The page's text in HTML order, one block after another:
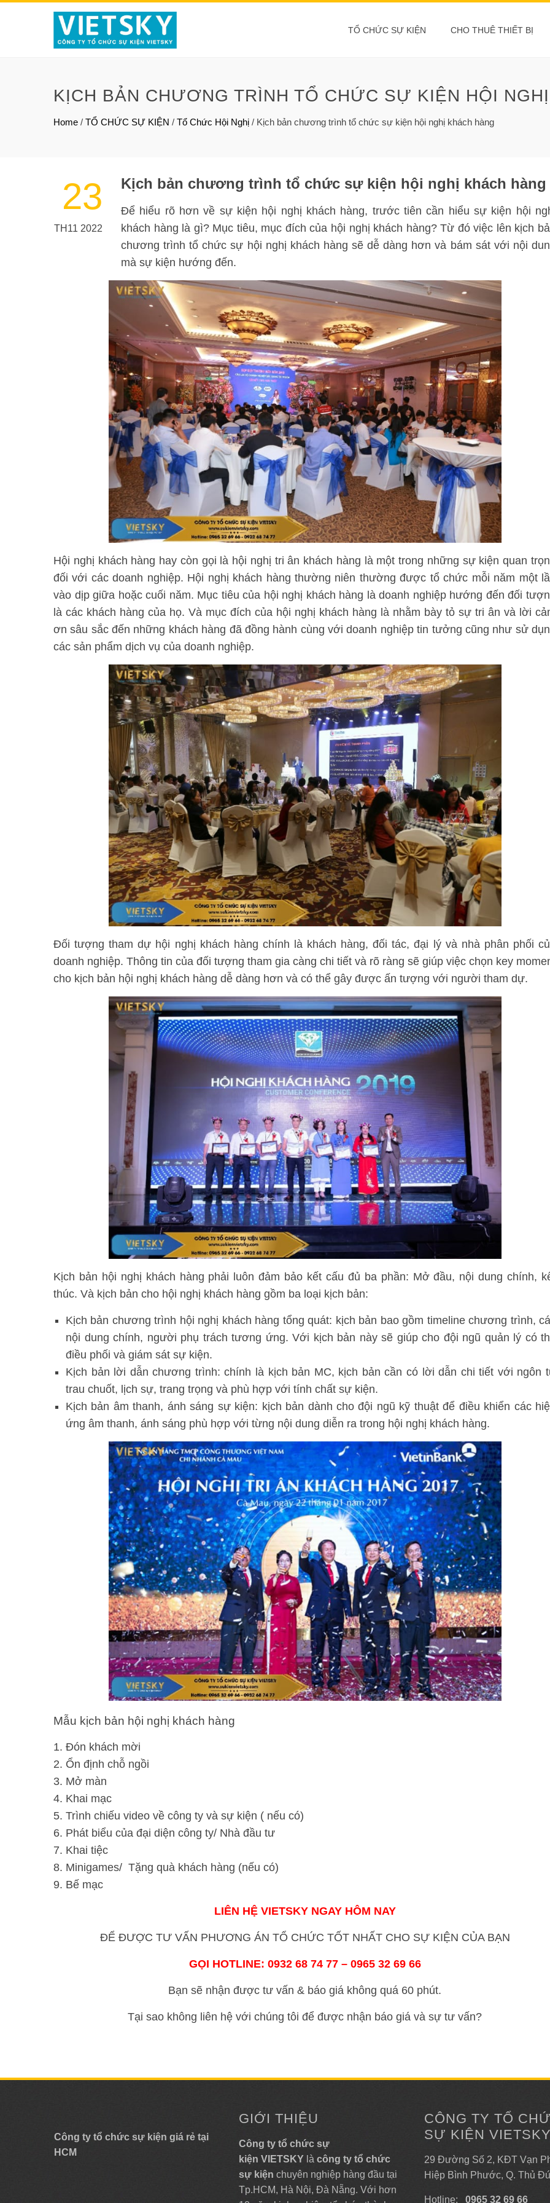
TỔ CHỨC SỰ KIỆN CHO THUÊ THIẾT BỊ
KỊCH BẢN CHƯƠNG TRÌNH TỔ CHỨC SỰ KIỆN HỘI
Home / TỔ CHỨC SỰ KIỆN / Tổ Chức Hội Nghị / Kịch bản chương trình tổ chức sự kiện hội nghị khách hàng
23
TH11 2022
Kịch bản chương trình tổ chức sự kiện hội nghị khách hàng
Để hiểu rõ hơn về sự kiện hội nghị khách hàng, trước tiên cần hiểu sự kiện hội
khách hàng là gì? Mục tiêu, mục đích của hội nghị khách hàng? Từ đó việc lên kịch
chương trình tổ chức sự hội nghị khách hàng sẽ dễ dàng hơn và bám sát với nội
mà sự kiện hướng đến.
Hội nghị khách hàng hay còn gọi là hội nghị tri ân khách hàng là một trong những sự kiện quan
đối với các doanh nghiệp. Hội nghị khách hàng thường niên thường được tổ chức mỗi năm một
vào dịp giữa hoặc cuối năm. Mục tiêu của hội nghị khách hàng là doanh nghiệp hướng đến đối
là các khách hàng của họ. Và mục đích của hội nghị khách hàng là nhằm bày tỏ sự tri ân và lời
ơn sâu sắc đến những khách hàng đã đồng hành cùng với doanh nghiệp tin tưởng cũng như sử
các sản phẩm dịch vụ của doanh nghiệp.
Đối tượng tham dự hội nghị khách hàng chính là khách hàng, đối tác, đại lý và nhà phân phối
doanh nghiệp. Thông tin của đối tượng tham gia càng chi tiết và rõ ràng sẽ giúp việc chọn key
cho kịch bản hội nghị khách hàng dễ dàng hơn và có thể gây được ấn tượng với người tham dự.
Kịch bản hội nghị khách hàng phải luôn đảm bảo kết cấu đủ ba phần: Mở đầu, nội dung chính,
thúc. Và kịch bản cho hội nghị khách hàng gồm ba loại kịch bản:
Kịch bản chương trình hội nghị khách hàng tổng quát: kịch bản bao gồm timeline chương trình,
nội dung chính, người phụ trách tương ứng. Với kịch bản này sẽ giúp cho đội ngũ quản lý có
điều phối và giám sát sự kiện.
Kịch bản lời dẫn chương trình: chính là kịch bản MC, kịch bản cần có lời dẫn chi tiết với ngôn
trau chuốt, lịch sự, trang trọng và phù hợp với tính chất sự kiện.
Kịch bản âm thanh, ánh sáng sự kiện: kịch bản dành cho đội ngũ kỹ thuật để điều khiển các
ứng âm thanh, ánh sáng phù hợp với từng nội dung diễn ra trong hội nghị khách hàng.
Mẫu kịch bản hội nghị khách hàng
Đón khách mời
Ổn định chỗ ngồi
Mở màn
Khai mạc
Trình chiếu video về công ty và sự kiện ( nếu có)
Phát biểu của đại diện công ty/ Nhà đầu tư
Khai tiệc
Minigames/ Tặng quà khách hàng (nếu có)
Bế mạc
LIÊN HỆ VIETSKY NGAY HÔM NAY
ĐỂ ĐƯỢC TƯ VẤN PHƯƠNG ÁN TỔ CHỨC TỐT NHẤT CHO SỰ KIỆN CỦA BẠN
GỌI HOTLINE: 0932 68 74 77 – 0965 32 69 66
Bạn sẽ nhận được tư vấn & báo giá không quá 60 phút.
Tại sao không liên hệ với chúng tôi để được nhận báo giá và sự tư vấn?
Công ty tổ chức sự kiện giá rẻ tại
HCM
GIỚI THIỆU
Công ty tổ chức sự
kiện VIETSKY làcông ty tổ chức
sự kiện chuyên nghiệp hàng đầu tại
Tp.HCM, Hà Nội, Đà Nẵng. Với hơn
CÔNG TY TỔ
SỰ KIỆN VIETSKY
29 Đường Số 2, KĐT Vạn
Hiệp Bình Phước, Q. Thủ
Hotline: 0965 32 69 66